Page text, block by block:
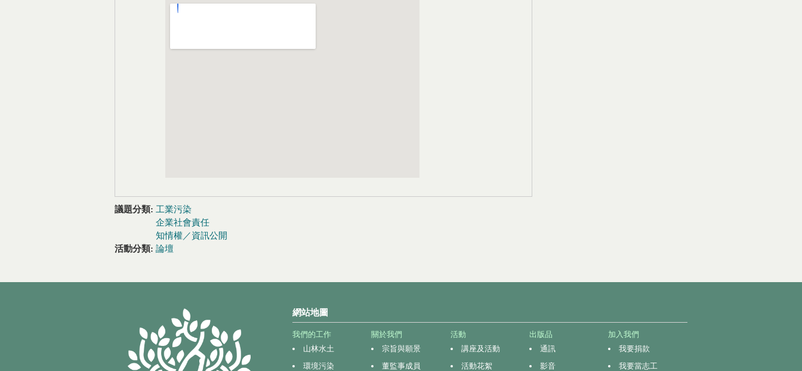
議題分類: 工業污染
企業社會責任
知情權／資訊公開
活動分類: 論壇
網站地圖
我們的工作
山林水土
環境污染
關於我們
宗旨與願景
董監事成員
活動
講座及活動
活動花絮
出版品
通訊
影音
加入我們
我要捐款
我要當志工